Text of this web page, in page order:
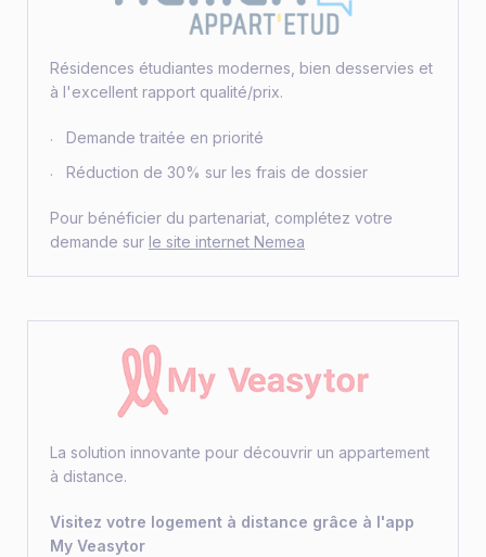
Résidences étudiantes modernes, bien desservies et
à l'excellent rapport qualité/prix.
Demande traitée en priorité
Réduction de 30% sur les frais de dossier
Pour bénéficier du partenariat, complétez votre
demande sur le site internet Nemea
La solution innovante pour découvrir un appartement
à distance.
Visitez votre logement à distance grâce à l'app
My Veasytor